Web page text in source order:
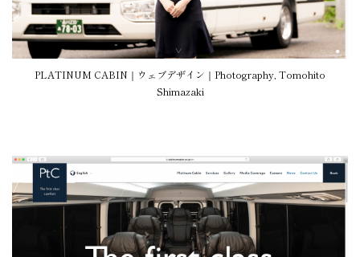
PLATINUM CABIN｜ウェブデザイン｜Photography, Tomohito
Shimazaki